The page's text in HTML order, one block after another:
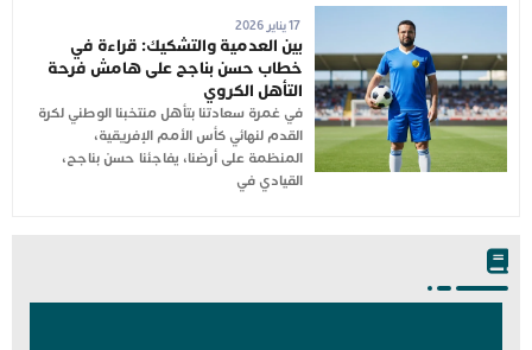
17 يناير 2026
بين العدمية والتشكيك: قراءة في
خطاب حسن بناجح على هامش فرحة
التأهل الكروي
في غمرة سعادتنا بتأهل منتخبنا الوطني لكرة
القدم لنهائي كأس الأمم الإفريقية،
المنظمة على أرضنا، يفاجئنا حسن بناجح،
القيادي في